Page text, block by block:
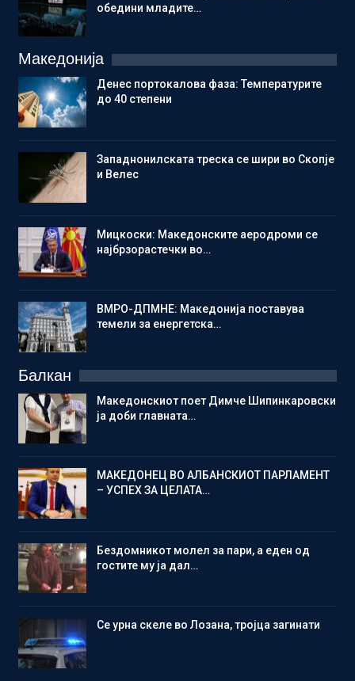
обедини младите…
Македонија
Денес портокалова фаза: Температурите
до 40 степени
Западнонилската треска се шири во Скопје
и Велес
Мицкоски: Македонските аеродроми се
најбрзорастечки во…
ВМРО-ДПМНЕ: Македонија поставува
темели за енергетска…
Балкан
Македонскиот поет Димче Шипинкаровски
ја доби главната…
МАКЕДОНЕЦ ВО АЛБАНСКИОТ ПАРЛАМЕНТ
– УСПЕХ ЗА ЦЕЛАТА…
Бездомникот молел за пари, а еден од
гостите му ја дал…
Се урна скеле во Лозана, тројца загинати